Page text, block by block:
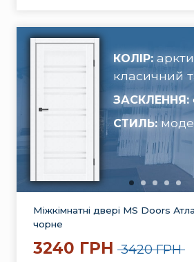
КОЛІР:
класичний
ЗАСКЛЕННЯ:
СТИЛЬ:
Міжкімнатні двері MS Doors
чорне
3240 ГРН 3420 ГРН